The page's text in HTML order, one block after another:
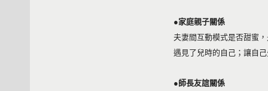
●家庭親子關係
夫妻間互動模式是否甜蜜
遇見了兒時的自己；讓自
●師長友誼關係